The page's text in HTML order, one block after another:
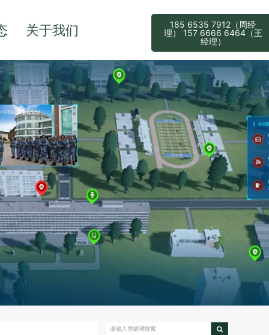
185 6535 7912（周经
理） 157 6666 6464（王
经理）
关于我们